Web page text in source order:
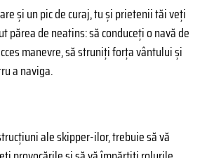
și un pic de curaj, tu și prietenii tăi veți
părea de neatins: să conduceți o navă de
manevre, să struniți forța vântului și
a naviga.
ale skipper-ilor, trebuie să vă